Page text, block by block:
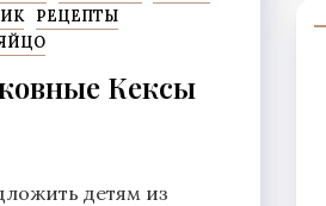
РЕЦЕПТЫ
Кексы
детям из